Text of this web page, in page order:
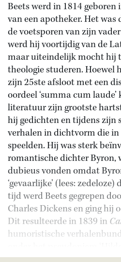
Beets werd in 1814
van een apotheker. Het
de voetsporen van zijn
werd hij voortijdig van de
maar uiteindelijk mocht hij
theologie studeren. Hoewel
zijn 25ste afsloot met een
oordeel ‘summa cum laude’
literatuur zijn grootste
hij gedichten en tijdens zijn
verhalen in dichtvorm die
speelden. Hij was sterk
romantische dichter Byron,
dubieus vonden omdat
‘gevaarlijke’ (lees:
tijd werd Beets gegrepen
Charles Dickens en ging hij
Dit resulteerde in 1839 in
humoristische